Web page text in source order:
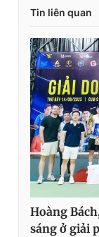
Tin liên quan
Hoàng
sáng ở giải